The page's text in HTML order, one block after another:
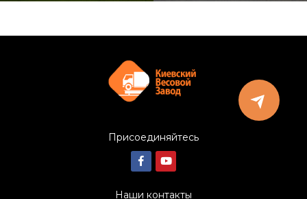
Присоединяйтесь
Наши контакты